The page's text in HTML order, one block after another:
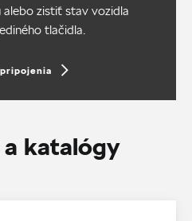
zistiť stav vozidla
tlačidla.
katalógy